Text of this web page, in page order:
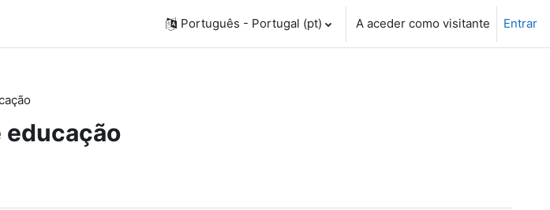
Português - Portugal ‎(pt)‎ A aceder como visitante Entrar
educação